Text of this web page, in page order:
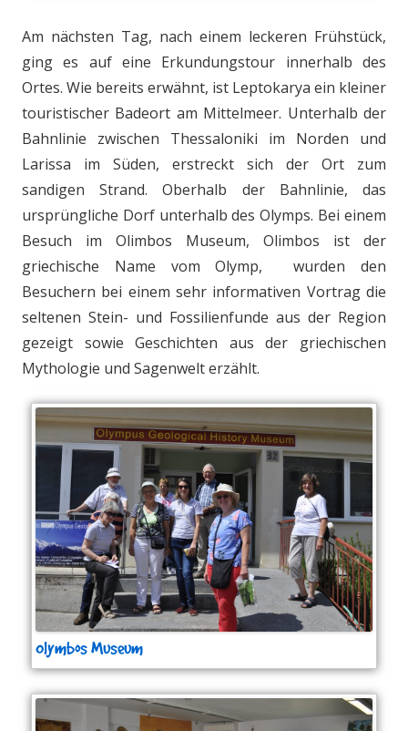
Am nächsten Tag, nach einem leckeren Frühstück,
ging es auf eine Erkundungstour innerhalb des
Ortes. Wie bereits erwähnt, ist Leptokarya ein kleiner
touristischer Badeort am Mittelmeer. Unterhalb der
Bahnlinie zwischen Thessaloniki im Norden und
Larissa im Süden, erstreckt sich der Ort zum
sandigen Strand. Oberhalb der Bahnlinie, das
ursprüngliche Dorf unterhalb des Olymps. Bei einem
Besuch im Olimbos Museum, Olimbos ist der
griechische Name vom Olymp, wurden den
Besuchern bei einem sehr informativen Vortrag die
seltenen Stein- und Fossilienfunde aus der Region
gezeigt sowie Geschichten aus der griechischen
Mythologie und Sagenwelt erzählt.
Olymbos Museum